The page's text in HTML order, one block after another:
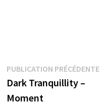
Navigation
de
PUBLICATION PRÉCÉDENTE
Dark Tranquillity –
Moment